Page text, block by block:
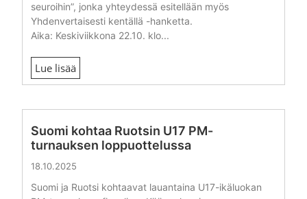
seuroihin”, jonka yhteydessä esitellään myös
Yhdenvertaisesti kentällä -hanketta.
Aika: Keskiviikkona 22.10. klo...
Lue lisää
Suomi kohtaa Ruotsin U17 PM-
turnauksen loppuottelussa
18.10.2025
Suomi ja Ruotsi kohtaavat lauantaina U17-ikäluokan